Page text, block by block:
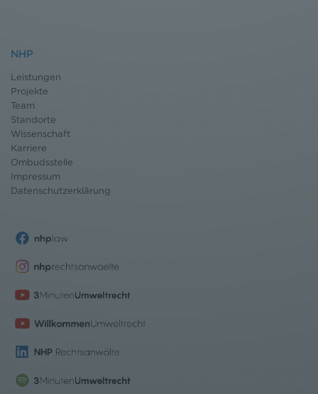
NHP
Leistungen
Projekte
Team
Standorte
Wissenschaft
Karriere
Ombudsstelle
Impressum
Datenschutzerklärung